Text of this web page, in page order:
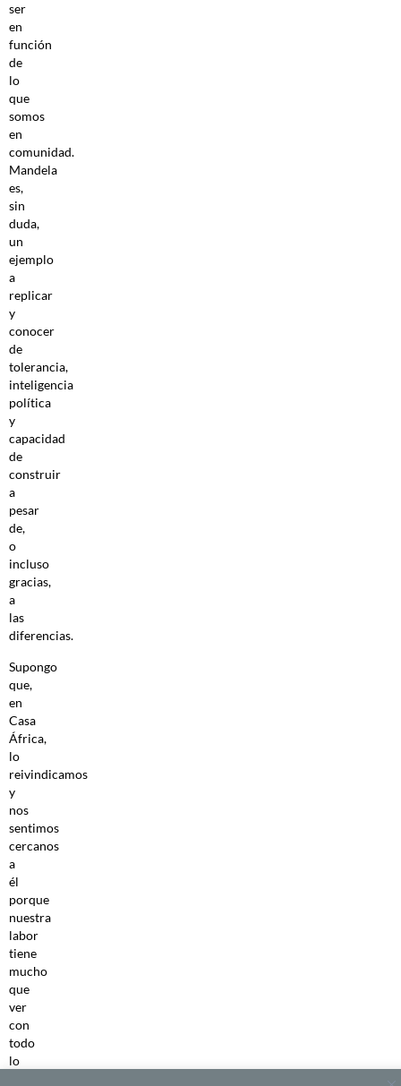
ser
en
función
de
lo
que
somos
en
comunidad.
Mandela
es,
sin
duda,
un
ejemplo
a
replicar
y
conocer
de
tolerancia,
inteligencia
política
y
capacidad
de
construir
a
pesar
de,
o
incluso
gracias,
a
las
diferencias.
Supongo
que,
en
Casa
África,
lo
reivindicamos
y
nos
sentimos
cercanos
a
él
porque
nuestra
labor
tiene
mucho
que
ver
con
todo
lo